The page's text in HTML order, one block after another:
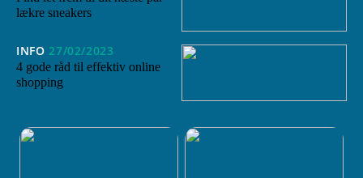
lækre sneakers
INFO 27/02/2023
4 gode råd til effektiv online
shopping